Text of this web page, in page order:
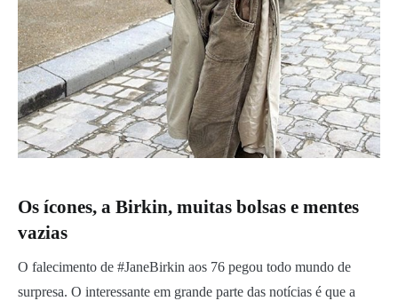
Os ícones, a Birkin, muitas bolsas e mentes
vazias
O falecimento de #JaneBirkin aos 76 pegou todo mundo de
surpresa. O interessante em grande parte das notícias é que a